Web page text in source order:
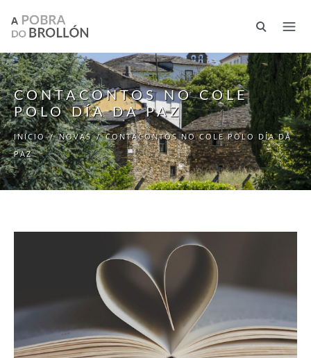
CONTACONTOS NO COLE
POLO DÍA DA PAZ
INICIO / NOVAS / CONTACONTOS NO COLE POLO DÍA DA
PAZ